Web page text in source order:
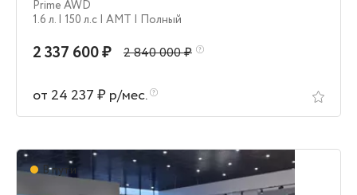
Prime AWD
1.6 л. | 150 л.c | AMT | Полный
2 337 600 ₽ 2 840 000 ₽
от 24 237 ₽ р/мес.
В пути